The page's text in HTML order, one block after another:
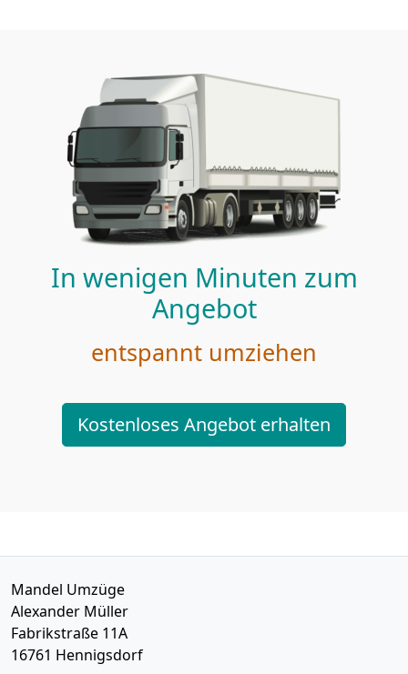
In wenigen Minuten zum
Angebot
entspannt umziehen
Kostenloses Angebot erhalten
Mandel Umzüge
Alexander Müller
Fabrikstraße 11A
16761 Hennigsdorf